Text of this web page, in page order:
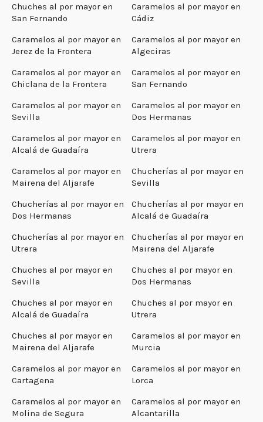
Chuches al por mayor en
San Fernando
Caramelos al por mayor en
Cádiz
Caramelos al por mayor en
Jerez de la Frontera
Caramelos al por mayor en
Algeciras
Caramelos al por mayor en
Chiclana de la Frontera
Caramelos al por mayor en
San Fernando
Caramelos al por mayor en
Sevilla
Caramelos al por mayor en
Dos Hermanas
Caramelos al por mayor en
Alcalá de Guadaíra
Caramelos al por mayor en
Utrera
Caramelos al por mayor en
Mairena del Aljarafe
Chucherías al por mayor en
Sevilla
Chucherías al por mayor en
Dos Hermanas
Chucherías al por mayor en
Alcalá de Guadaíra
Chucherías al por mayor en
Utrera
Chucherías al por mayor en
Mairena del Aljarafe
Chuches al por mayor en
Sevilla
Chuches al por mayor en
Dos Hermanas
Chuches al por mayor en
Alcalá de Guadaíra
Chuches al por mayor en
Utrera
Chuches al por mayor en
Mairena del Aljarafe
Caramelos al por mayor en
Murcia
Caramelos al por mayor en
Cartagena
Caramelos al por mayor en
Lorca
Caramelos al por mayor en
Molina de Segura
Caramelos al por mayor en
Alcantarilla